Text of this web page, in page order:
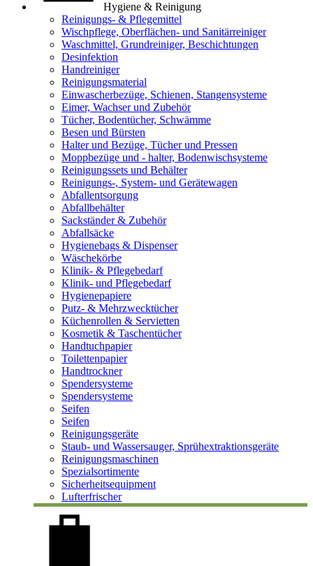
Hygiene & Reinigung
Reinigungs- & Pflegemittel
Wischpflege, Oberflächen- und Sanitärreiniger
Waschmittel, Grundreiniger, Beschichtungen
Desinfektion
Handreiniger
Reinigungsmaterial
Einwascherbezüge, Schienen, Stangensysteme
Eimer, Wachser und Zubehör
Tücher, Bodentücher, Schwämme
Besen und Bürsten
Halter und Bezüge, Tücher und Pressen
Moppbezüge und - halter, Bodenwischsysteme
Reinigungssets und Behälter
Reinigungs-, System- und Gerätewagen
Abfallentsorgung
Abfallbehälter
Sackständer & Zubehör
Abfallsäcke
Hygienebags & Dispenser
Wäschekörbe
Klinik- & Pflegebedarf
Klinik- und Pflegebedarf
Hygienepapiere
Putz- & Mehrzwecktücher
Küchenrollen & Servietten
Kosmetik & Taschentücher
Handtuchpapier
Toilettenpapier
Handtrockner
Spendersysteme
Spendersysteme
Seifen
Seifen
Reinigungsgeräte
Staub- und Wassersauger, Sprühextraktionsgeräte
Reinigungsmaschinen
Spezialsortimente
Sicherheitsequipment
Lufterfrischer